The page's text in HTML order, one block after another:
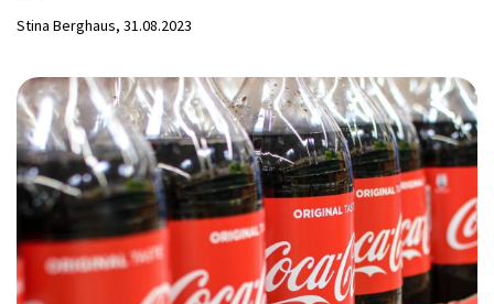
Stina Berghaus, 31.08.2023